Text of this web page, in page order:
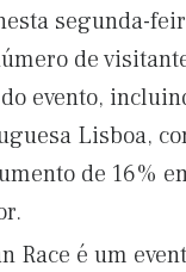
segunda-
de
evento,
Lisboa,
de 16%
Race é um